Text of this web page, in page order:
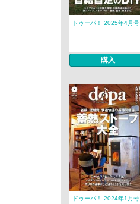
ドゥーパ！ 2025年4月号
購入
ドゥーパ！ 2024年1月号